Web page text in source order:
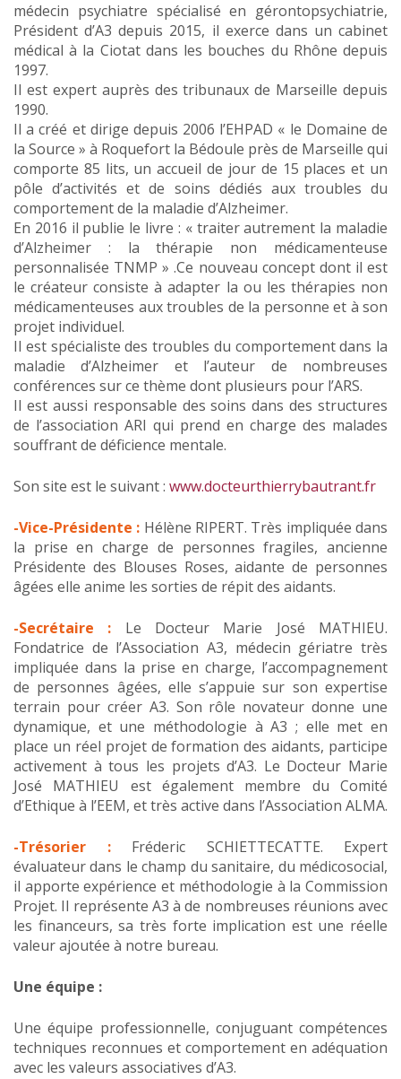
médecin psychiatre spécialisé en gérontopsychiatrie,
Président d’A3 depuis 2015, il exerce dans un cabinet
médical à la Ciotat dans les bouches du Rhône depuis
1997.
Il est expert auprès des tribunaux de Marseille depuis
1990.
Il a créé et dirige depuis 2006 l’EHPAD « le Domaine de
la Source » à Roquefort la Bédoule près de Marseille qui
comporte 85 lits, un accueil de jour de 15 places et un
pôle d’activités et de soins dédiés aux troubles du
comportement de la maladie d’Alzheimer.
En 2016 il publie le livre : « traiter autrement la maladie
d’Alzheimer : la thérapie non médicamenteuse
personnalisée TNMP » .Ce nouveau concept dont il est
le créateur consiste à adapter la ou les thérapies non
médicamenteuses aux troubles de la personne et à son
projet individuel.
Il est spécialiste des troubles du comportement dans la
maladie d’Alzheimer et l’auteur de nombreuses
conférences sur ce thème dont plusieurs pour l’ARS.
Il est aussi responsable des soins dans des structures
de l’association ARI qui prend en charge des malades
souffrant de déficience mentale.
Son site est le suivant : www.docteurthierrybautrant.fr
-Vice-Présidente : Hélène RIPERT. Très impliquée dans
la prise en charge de personnes fragiles, ancienne
Présidente des Blouses Roses, aidante de personnes
âgées elle anime les sorties de répit des aidants.
-Secrétaire : Le Docteur Marie José MATHIEU.
Fondatrice de l’Association A3, médecin gériatre très
impliquée dans la prise en charge, l’accompagnement
de personnes âgées, elle s’appuie sur son expertise
terrain pour créer A3. Son rôle novateur donne une
dynamique, et une méthodologie à A3 ; elle met en
place un réel projet de formation des aidants, participe
activement à tous les projets d’A3. Le Docteur Marie
José MATHIEU est également membre du Comité
d’Ethique à l’EEM, et très active dans l’Association ALMA.
-Trésorier :Fréderic SCHIETTECATTE. Expert
évaluateur dans le champ du sanitaire, du médicosocial,
il apporte expérience et méthodologie à la Commission
Projet. Il représente A3 à de nombreuses réunions avec
les financeurs, sa très forte implication est une réelle
valeur ajoutée à notre bureau.
Une équipe :
Une équipe professionnelle, conjuguant compétences
techniques reconnues et comportement en adéquation
avec les valeurs associatives d’A3.